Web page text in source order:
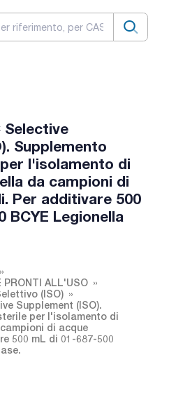
Selective
Supplemento
l'isolamento di
da campioni di
Per additivare 500
BCYE Legionella
PRONTI ALL'USO
(ISO)
Supplement (ISO).
per l'isolamento di
di acque
500 mL di 01-687-500